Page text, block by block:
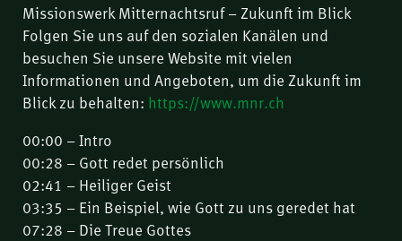
Missionswerk Mitternachtsruf – Zukunft im Blick
Folgen Sie uns auf den sozialen Kanälen und
besuchen Sie unsere Website mit vielen
Informationen und Angeboten, um die Zukunft im
Blick zu behalten: https://www.mnr.ch
00:00 – Intro
00:28 – Gott redet persönlich
02:41 – Heiliger Geist
03:35 – Ein Beispiel, wie Gott zu uns geredet hat
07:28 – Die Treue Gottes